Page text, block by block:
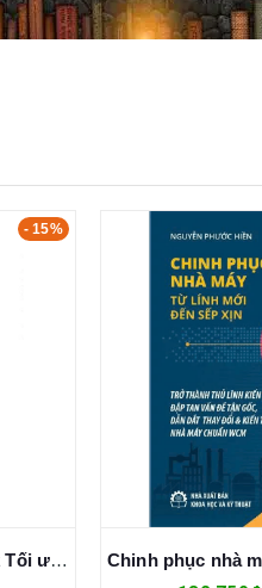
- 15%
Sử dụng hiệu quả DeepSeek Tối ưu năng suất một cách thông minh, hiệu quả và sáng tạo - Lư Sâm Hoàng